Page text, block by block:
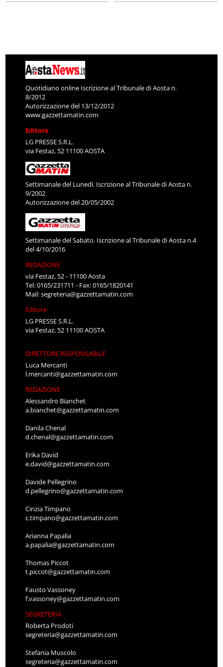
Quotidiano online Iscrizione al Tribunale di Aosta n.
8/2012
Autorizzazione del 13/12/2012
www.gazzettamatin.com
Editore
LG PRESSE S.R.L.
via Festaz, 52 11100 AOSTA
Settimanale del Lunedì. Iscrizione al Tribunale di Aosta n.
9/2002
Autorizzazione del 20/05/2002
Settimanale del Sabato. Iscrizione al Tribunale di Aosta n.4
del 4/10/2016
REDAZIONE
via Festaz, 52 - 11100 Aosta
Tel: 0165/231711 - Fax: 0165/1820141
Mail:segreteria@gazzettamatin.com
Editore
LG PRESSE S.R.L.
via Festaz, 52 11100 AOSTA
DIRETTORE RESPONSABILE
Luca Mercanti
l.mercanti@gazzettamatin.com
REDAZIONE
Alessandro Bianchet
a.bianchet@gazzettamatin.com
Danila Chenal
d.chenal@gazzettamatin.com
Erika David
e.david@gazzettamatin.com
Davide Pellegrino
d.pellegrino@gazzettamatin.com
Cinzia Timpano
c.timpano@gazzettamatin.com
Arianna Papalia
a.papalia@gazzettamatin.com
Thomas Piccot
t.piccot@gazzettamatin.com
Fausto Vassoney
f.vassoney@gazzettamatin.com
SEGRETERIA
Roberta Prodoti
segreteria@gazzettamatin.com
Stefania Muscolo
segreteria@gazzettamatin.com